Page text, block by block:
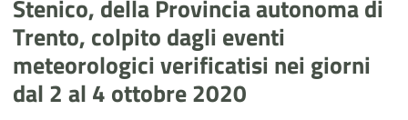
Stenico, della Provincia autonoma di
Trento, colpito dagli eventi
meteorologici verificatisi nei giorni
dal 2 al 4 ottobre 2020